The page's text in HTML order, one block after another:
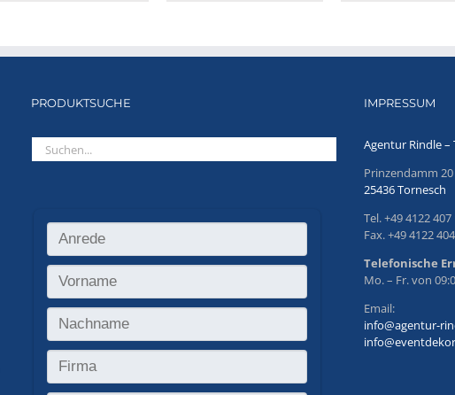
PRODUKTSUCHE IMPRESSUM
Agentur Rindle –
Prinzendamm 20
25436 Tornesch
Tel. +49 4122 407
Fax. +49 4122
Telefonische
Mo. – Fr. von
Email:
info@agentur-